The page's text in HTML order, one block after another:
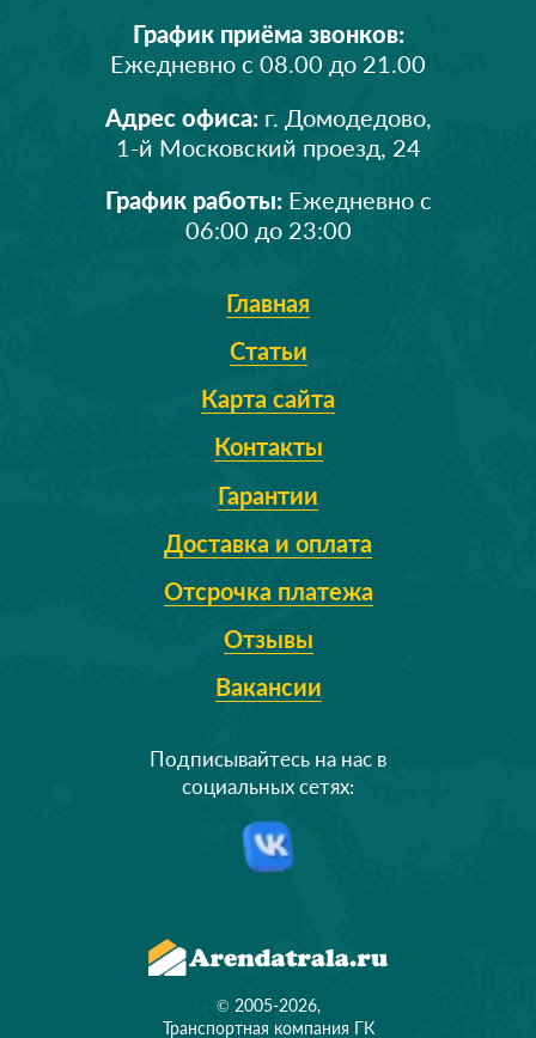
© 2005-2026,
Транспортная компания ГК
Главная
Статьи
Карта сайта
Контакты
Гарантии
Доставка и оплата
Отсрочка платежа
Отзывы
Вакансии
График приёма звонков:
Ежедневно с 08.00 до 21.00
Адрес офиса:г. Домодедово,
1-й Московский проезд, 24
График работы:Ежедневно с
06:00 до 23:00
Подписывайтесь на нас в
социальных сетях: